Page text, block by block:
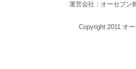
運営会社：オーセブン
Copyright 2011 オ